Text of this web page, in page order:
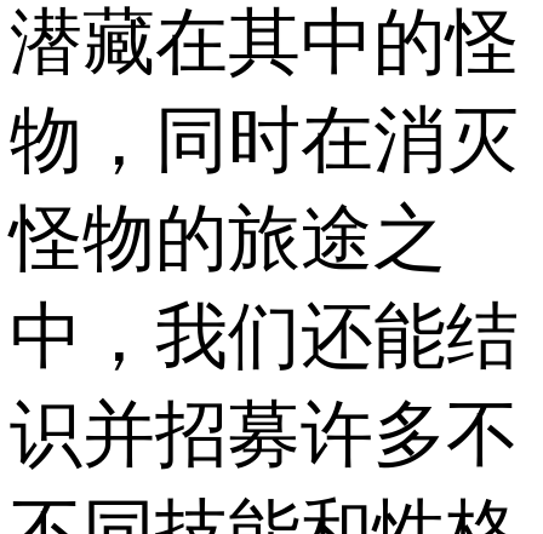
潜藏在其中的怪
物，同时在消灭
怪物的旅途之
中，我们还能结
识并招募许多不